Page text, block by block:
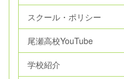
スクール・ポリシー
尾瀬高校YouTube
学校紹介